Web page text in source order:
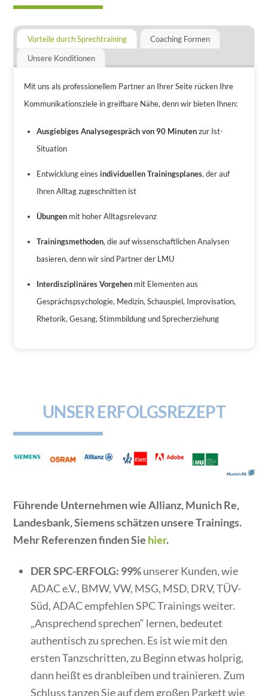
Vorteile durch Sprechtraining Coaching Formen
Unsere Konditionen
Mit uns als professionellem Partner an Ihrer Seite rücken Ihre
Kommunikationsziele in greifbare Nähe, denn wir bieten Ihnen:
Ausgiebiges Analysegespräch von 90 Minutenzur Ist-
Situation
Entwicklung einesindividuellen Trainingsplanes, der auf
Ihren Alltag zugeschnitten ist
Übungen mit hoher Alltagsrelevanz
Trainingsmethoden, die auf wissenschaftlichen Analysen
basieren, denn wir sind Partner der LMU
Interdisziplinäres Vorgehen mit Elementen aus
Gesprächspsychologie, Medizin, Schauspiel, Improvisation,
Rhetorik, Gesang, Stimmbildung und Sprecherziehung
UNSER ERFOLGSREZEPT
Führende Unternehmen wie Allianz, Munich Re,
Landesbank, Siemens schätzen unsere Trainings.
Mehr Referenzen finden Sie hier.
DER SPC-ERFOLG: 99%unserer Kunden, wie
ADAC e.V., BMW, VW, MSG, MSD, DRV, TÜV-
Süd, ADAC empfehlen SPC Trainings weiter.
„Ansprechend sprechen“ lernen, bedeutet
authentisch zu sprechen. Es ist wie mit den
ersten Tanzschritten, zu Beginn etwas holprig,
dann heißt es dranbleiben und trainieren. Zum
Schluss tanzen Sie auf dem großen Parkett wie